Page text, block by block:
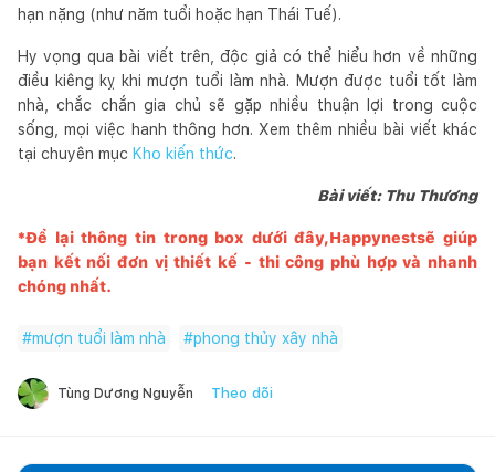
hạn nặng (như năm tuổi hoặc hạn Thái Tuế).
Hy vọng qua bài viết trên, độc giả có thể hiểu hơn về những
điều kiêng kỵ khi mượn tuổi làm nhà. Mượn được tuổi tốt làm
nhà, chắc chắn gia chủ sẽ gặp nhiều thuận lợi trong cuộc
sống, mọi việc hanh thông hơn. Xem thêm nhiều bài viết khác
tại chuyên mục Kho kiến thức.
Bài viết: Thu Thương
*Để lại thông tin trong box dưới đây,Happynestsẽ giúp
bạn kết nối đơn vị thiết kế - thi công phù hợp và nhanh
chóng nhất.
#mượn tuổi làm nhà #phong thủy xây nhà
Tùng Dương Nguyễn Theo dõi